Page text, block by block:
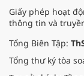
Giấy phép hoạt
thông tin và
Tổng Biên Tập:
Tổng thư ký tòa